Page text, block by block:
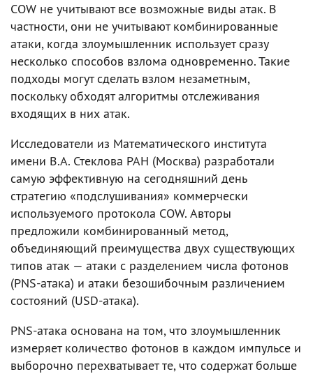
COW не учитывают все возможные виды атак. В
частности, они не учитывают комбинированные
атаки, когда злоумышленник использует сразу
несколько способов взлома одновременно. Такие
подходы могут сделать взлом незаметным,
поскольку обходят алгоритмы отслеживания
входящих в них атак.
Исследователи из Математического института
имени В.А. Стеклова РАН (Москва) разработали
самую эффективную на сегодняшний день
стратегию «подслушивания» коммерчески
используемого протокола COW. Авторы
предложили комбинированный метод,
объединяющий преимущества двух существующих
типов атак — атаки с разделением числа фотонов
(PNS-атака) и атаки безошибочным различением
состояний (USD-атака).
PNS-атака основана на том, что злоумышленник
измеряет количество фотонов в каждом импульсе и
выборочно перехватывает те, что содержат больше